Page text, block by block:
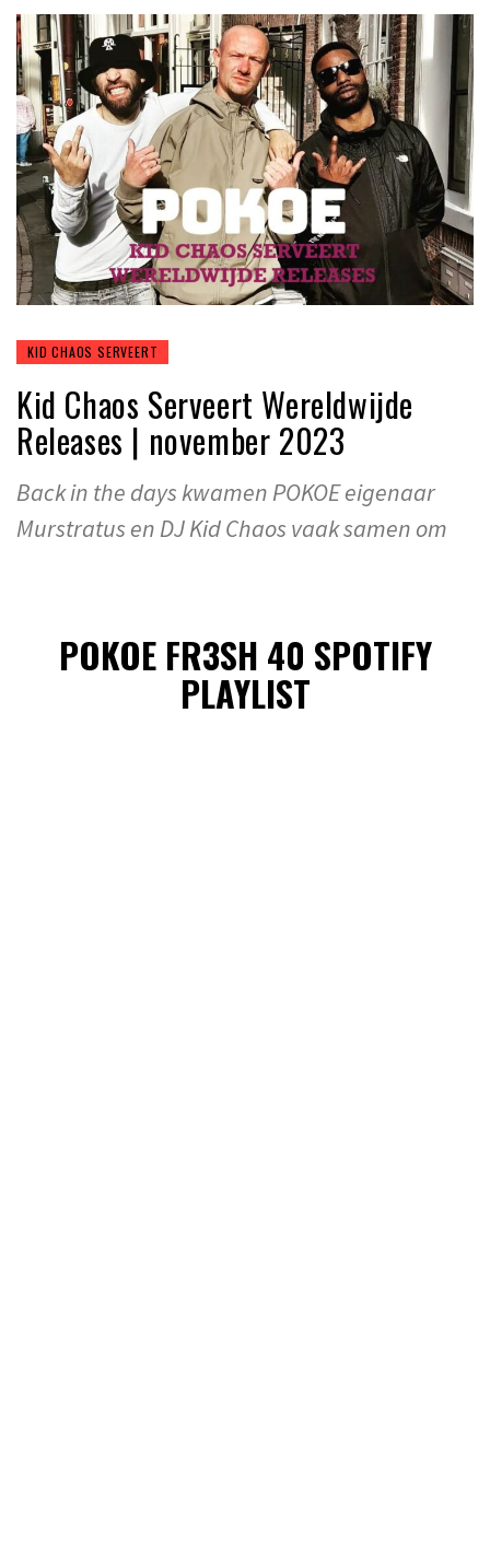
KID CHAOS SERVEERT
Kid Chaos Serveert Wereldwijde
Releases | november 2023
Back in the days kwamen POKOE eigenaar
Murstratus en DJ Kid Chaos vaak samen om
POKOE FR3SH 40 SPOTIFY
PLAYLIST